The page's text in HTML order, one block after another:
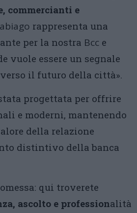
commercianti e
rappresenta una
per la nostra Bcc e
vuole essere un segnale
il futuro della città».
progettata per offrire
e moderni, mantenendo
della relazione
distintivo della banca
qui troverete
ascolto e professionalità